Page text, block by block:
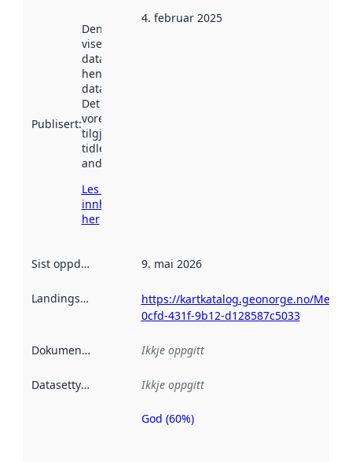
Publisert:
Denne datoen
viser når
datasettet vart
henta inn av
data.norge.no.
Det kan ha
vore
tilgjengeleg
tidlegare
andre stader.
Les meir om
innhenting
her
4. februar 2025
Sist oppdatert 9. mai 2026
Landingsside
https://kartkatalog.geonorge.no/
0cfd-431f-9b12-d128587c5033
Dokumentasjon Ikkje oppgitt
Datasettype Ikkje oppgitt
Metadatakvalitet
God (60%)